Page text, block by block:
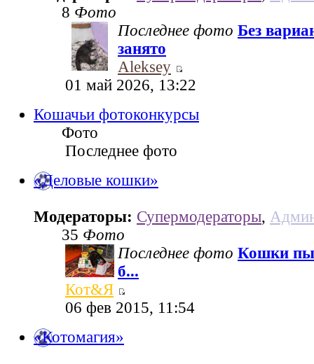
8 Фото
Последнее фото Без
занято
Aleksey
01 май 2026, 13:22
Кошачьи фотоконкурсы
Фото
Последнее фото
«Деловые кошки»
Модераторы: Супермодераторы,
35 Фото
Последнее фото Кошки
б...
Кот&Я
06 фев 2015, 11:54
«Котомагия»